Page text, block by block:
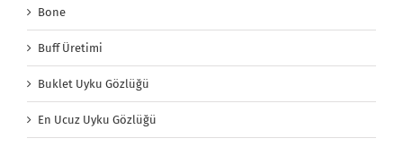
Bone
Buff Üretimi
Buklet Uyku Gözlüğü
En Ucuz Uyku Gözlüğü